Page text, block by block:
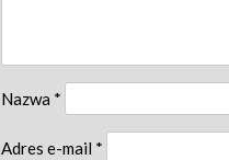
Nazwa *
Adres e-mail *